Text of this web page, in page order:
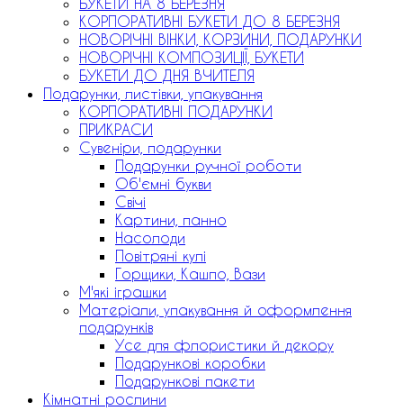
КОРПОРАТИВНІ БУКЕТИ ДО 8 БЕРЕЗНЯ
НОВОРІЧНІ ВІНКИ, КОРЗИНИ, ПОДАРУНКИ
НОВОРІЧНІ КОМПОЗИЦІЇ, БУКЕТИ
БУКЕТИ ДО ДНЯ ВЧИТЕЛЯ
Подарунки, листівки, упакування
КОРПОРАТИВНІ ПОДАРУНКИ
ПРИКРАСИ
Сувеніри, подарунки
Подарунки ручної роботи
Об'ємні букви
Свічі
Картини, панно
Насолоди
Повітряні кулі
Горщики, Кашпо, Вази
М'які іграшки
Матеріали, упакування й оформлення
подарунків
Усе для флористики й декору
Подарункові коробки
Подарункові пакети
Кімнатні рослини